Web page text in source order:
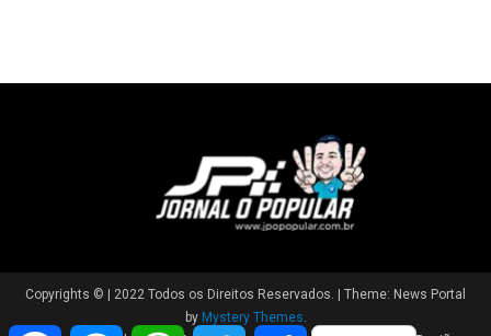
Copyrights © | 2022 Todos os Direitos Reservados. | Theme: News Portal
by Mystery Themes